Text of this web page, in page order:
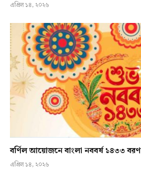
এপ্রিল ১৪, ২০২৬
বর্ণিল আয়োজনে বাংলা নববর্ষ ১৪৩৩ বরণ
এপ্রিল ১৪, ২০২৬